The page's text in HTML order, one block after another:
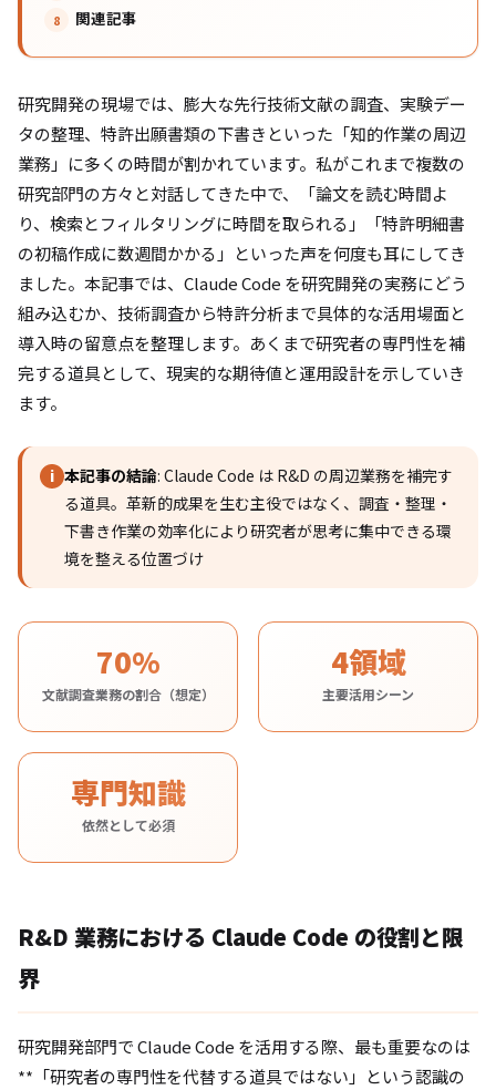
関連記事
研究開発の現場では、膨大な先行技術文献の調査、実験デー
タの整理、特許出願書類の下書きといった「知的作業の周辺
業務」に多くの時間が割かれています。私がこれまで複数の
研究部門の方々と対話してきた中で、「論文を読む時間よ
り、検索とフィルタリングに時間を取られる」「特許明細書
の初稿作成に数週間かかる」といった声を何度も耳にしてき
ました。本記事では、Claude Code を研究開発の実務にどう
組み込むか、技術調査から特許分析まで具体的な活用場面と
導入時の留意点を整理します。あくまで研究者の専門性を補
完する道具として、現実的な期待値と運用設計を示していき
ます。
i 本記事の結論: Claude Code は R&D の周辺業務を補完す
る道具。革新的成果を生む主役ではなく、調査・整理・
下書き作業の効率化により研究者が思考に集中できる環
境を整える位置づけ
70%
文献調査業務の割合（想定）
4領域
主要活用シーン
専門知識
依然として必須
R&D 業務における Claude Code の役割と限
界
研究開発部門で Claude Code を活用する際、最も重要なのは
**「研究者の専門性を代替する道具ではない」という認識の